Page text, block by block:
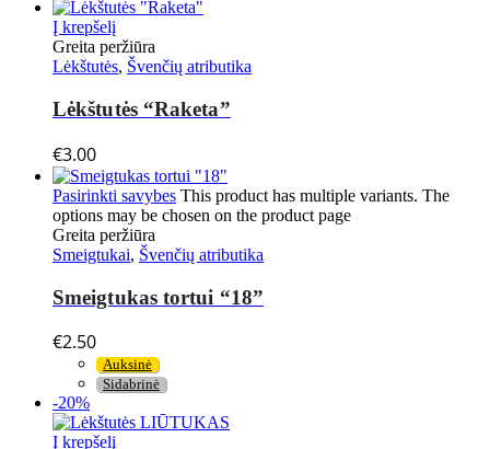
Į krepšelį
Greita peržiūra
Lėkštutės, Švenčių atributika
Lėkštutės “Raketa”
€3.00
Pasirinkti savybes This product has multiple variants. The
options may be chosen on the product page
Greita peržiūra
Smeigtukai, Švenčių atributika
Smeigtukas tortui “18”
€2.50
Auksinė
Sidabrinė
-20%
Į krepšelį